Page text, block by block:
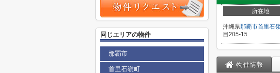
所在地
沖縄県那覇市首里石
目205-15
物件情報
同じエリアの物件
那覇市
首里石嶺町